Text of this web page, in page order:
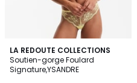
LA REDOUTE COLLECTIONS
Soutien-gorge Foulard
Signature,YSANDRE
4
/
5